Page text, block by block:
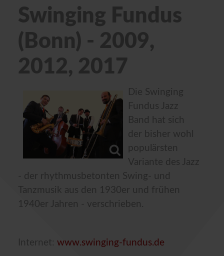
Swinging Fundus
(Bonn) - 2009,
2012, 2017
Die Swinging
Fundus Jazz
Band hat sich
der bisher wohl
populärsten
Variante des Jazz
- der rhythmusbetonten Swing- und
Tanzmusik aus den 1930er und frühen
1940er Jahren - verschrieben.
Internet: www.swinging-fundus.de